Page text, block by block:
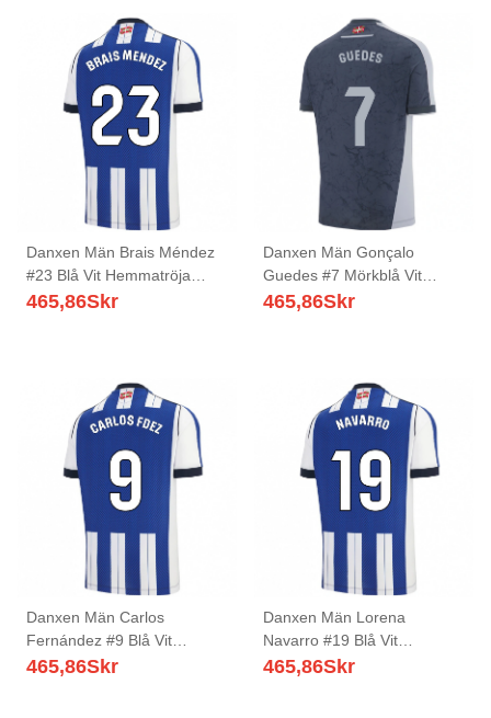
Danxen Män Brais Méndez
#23 Blå Vit Hemmatröja
Matchtröjor 2025/26 Tröjor
465,86Skr
Danxen Män Gonçalo
Guedes #7 Mörkblå Vit
Bortatröja Matchtröjor
465,86Skr
Danxen Män Carlos
Fernández #9 Blå Vit
Hemmatröja Matchtröjor
465,86Skr
Danxen Män Lorena
Navarro #19 Blå Vit
Hemmatröja Matchtröjor
465,86Skr